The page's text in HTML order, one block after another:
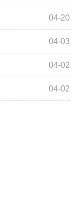
04-20
04-03
04-02
04-02